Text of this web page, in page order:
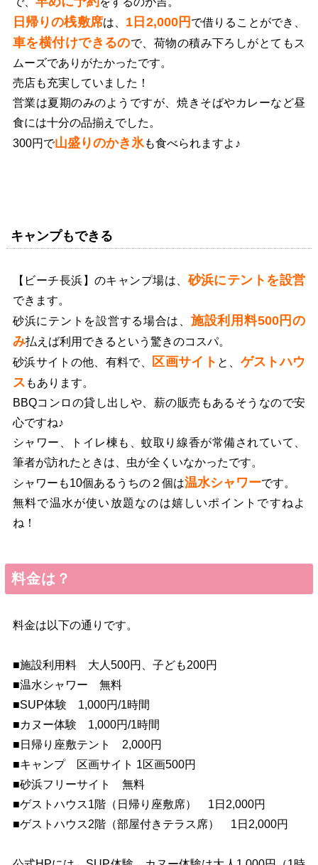
日帰りの桟敷席は、 1日2,000円 で借りることができ、
車を横付けできるので、荷物の積み下ろしがとてもス
ムーズでありがたかったです。
売店も充実していました！
営業は夏期のみのようですが、焼きそばやカレーなど昼
食には十分の品揃えでした。
300円で山盛りのかき氷も食べられますよ♪
キャンプもできる
【ビーチ長浜】のキャンプ場は、砂浜にテントを設営
できます。
砂浜にテントを設営する場合は、 施設利用料500円の
み払えば利用できるという驚きのコスパ。
砂浜サイトの他、有料で、
区画サイト と、 ゲストハウ
ス もあります。
BBQコンロの貸し出しや、薪の販売もあるそうなので安
心ですね♪
シャワー、トイレ棟も、蚊取り線香が常備されていて、
筆者が訪れたときは、虫が全くいなかったです。
シャワーも10個あるうちの２個は温水シャワーです。
無料で温水が使い放題なのは嬉しいポイントですねよ
ね！
料金は？
料金は以下の通りです。
■施設利用料 大人500円、子ども200円
■温水シャワー 無料
■SUP体験 1,000円/1時間
■カヌー体験 1,000円/1時間
■日帰り座敷テント 2,000円
■キャンプ 区画サイト 1区画500円
■砂浜フリーサイト 無料
■ゲストハウス1階（日帰り座敷席） 1日2,000円
■ゲストハウス2階（部屋付きテラス席） 1日2,000円